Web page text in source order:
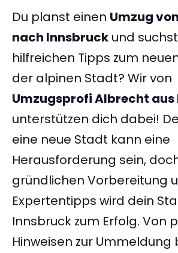
Du planst einen Umzug
nach Innsbruck und
hilfreichen Tipps zum
der alpinen Stadt? Wir von
Umzugsprofi Albrecht aus
unterstützen dich dabei!
eine neue Stadt kann eine
Herausforderung sein,
gründlichen Vorbereitung
Expertentipps wird dein
Innsbruck zum Erfolg. Von
Hinweisen zur Ummeldung